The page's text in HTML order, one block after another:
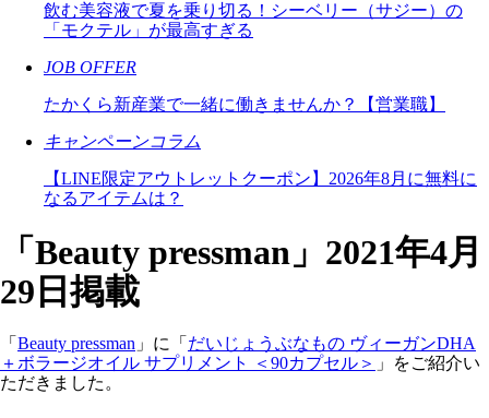
飲む美容液で夏を乗り切る！シーベリー（サジー）の
「モクテル」が最高すぎる
JOB OFFER
たかくら新産業で一緒に働きませんか？【営業職】
キャンペーンコラム
【LINE限定アウトレットクーポン】2026年8月に無料に
なるアイテムは？
「Beauty pressman」2021年4月
29日掲載
「 Beauty pressman 」に「 だいじょうぶなもの ヴィーガンDHA
＋ボラージオイル サプリメント ＜90カプセル＞ 」をご紹介い
ただきました。